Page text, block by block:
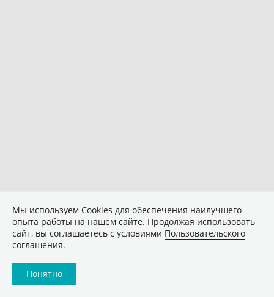
Мы используем Сookies для обеспечения наилучшего
опыта работы на нашем сайте. Продолжая использовать
сайт, вы соглашаетесь с условиями Пользовательского
соглашения.
Понятно